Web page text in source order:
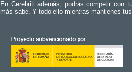
En Cerebriti además, podrás competir con
más sabe. Y todo ello mientras mantienes